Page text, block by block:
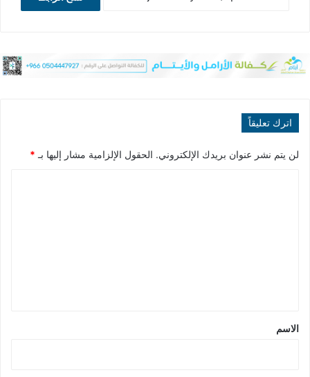
اترك تعليقاً
لن يتم نشر عنوان بريدك الإلكتروني. الحقول الإلزامية مشار إليها بـ *
*
الاسم